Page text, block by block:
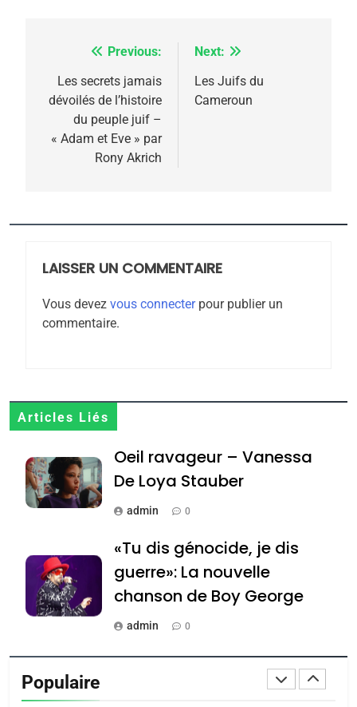
Navigation
de
l’article
Previous:
Les secrets jamais
dévoilés de l’histoire
du peuple juif –
« Adam et Eve » par
Rony Akrich
Next:
Les Juifs du
Cameroun
LAISSER UN COMMENTAIRE
Vous devez vous connecterpour publier un
commentaire.
Articles Liés
Oeil ravageur – Vanessa
De Loya Stauber
admin 0
«Tu dis génocide, je dis
guerre»: La nouvelle
chanson de Boy George
admin 0
Tout sur la Nostalgie
Populaire
5
2025, l’année la plus
meurtrière selon le
rapport d’ADL contre
FRANCE ISRAÉL
FIÈRE, DIGNE ET RÉSILIENTE :
MA JUDAÏTE par Thérèse
ISRAÉL JUDAISME
7
8
Tafraout, le miel de Tadla
Azilal consacrés produits
du terroir
DAFINA MAROC
Oeil ravageur – Vanessa
De Loya Stauber
ISRAÉL
guerre»: La nouvelle
chanson de Boy George